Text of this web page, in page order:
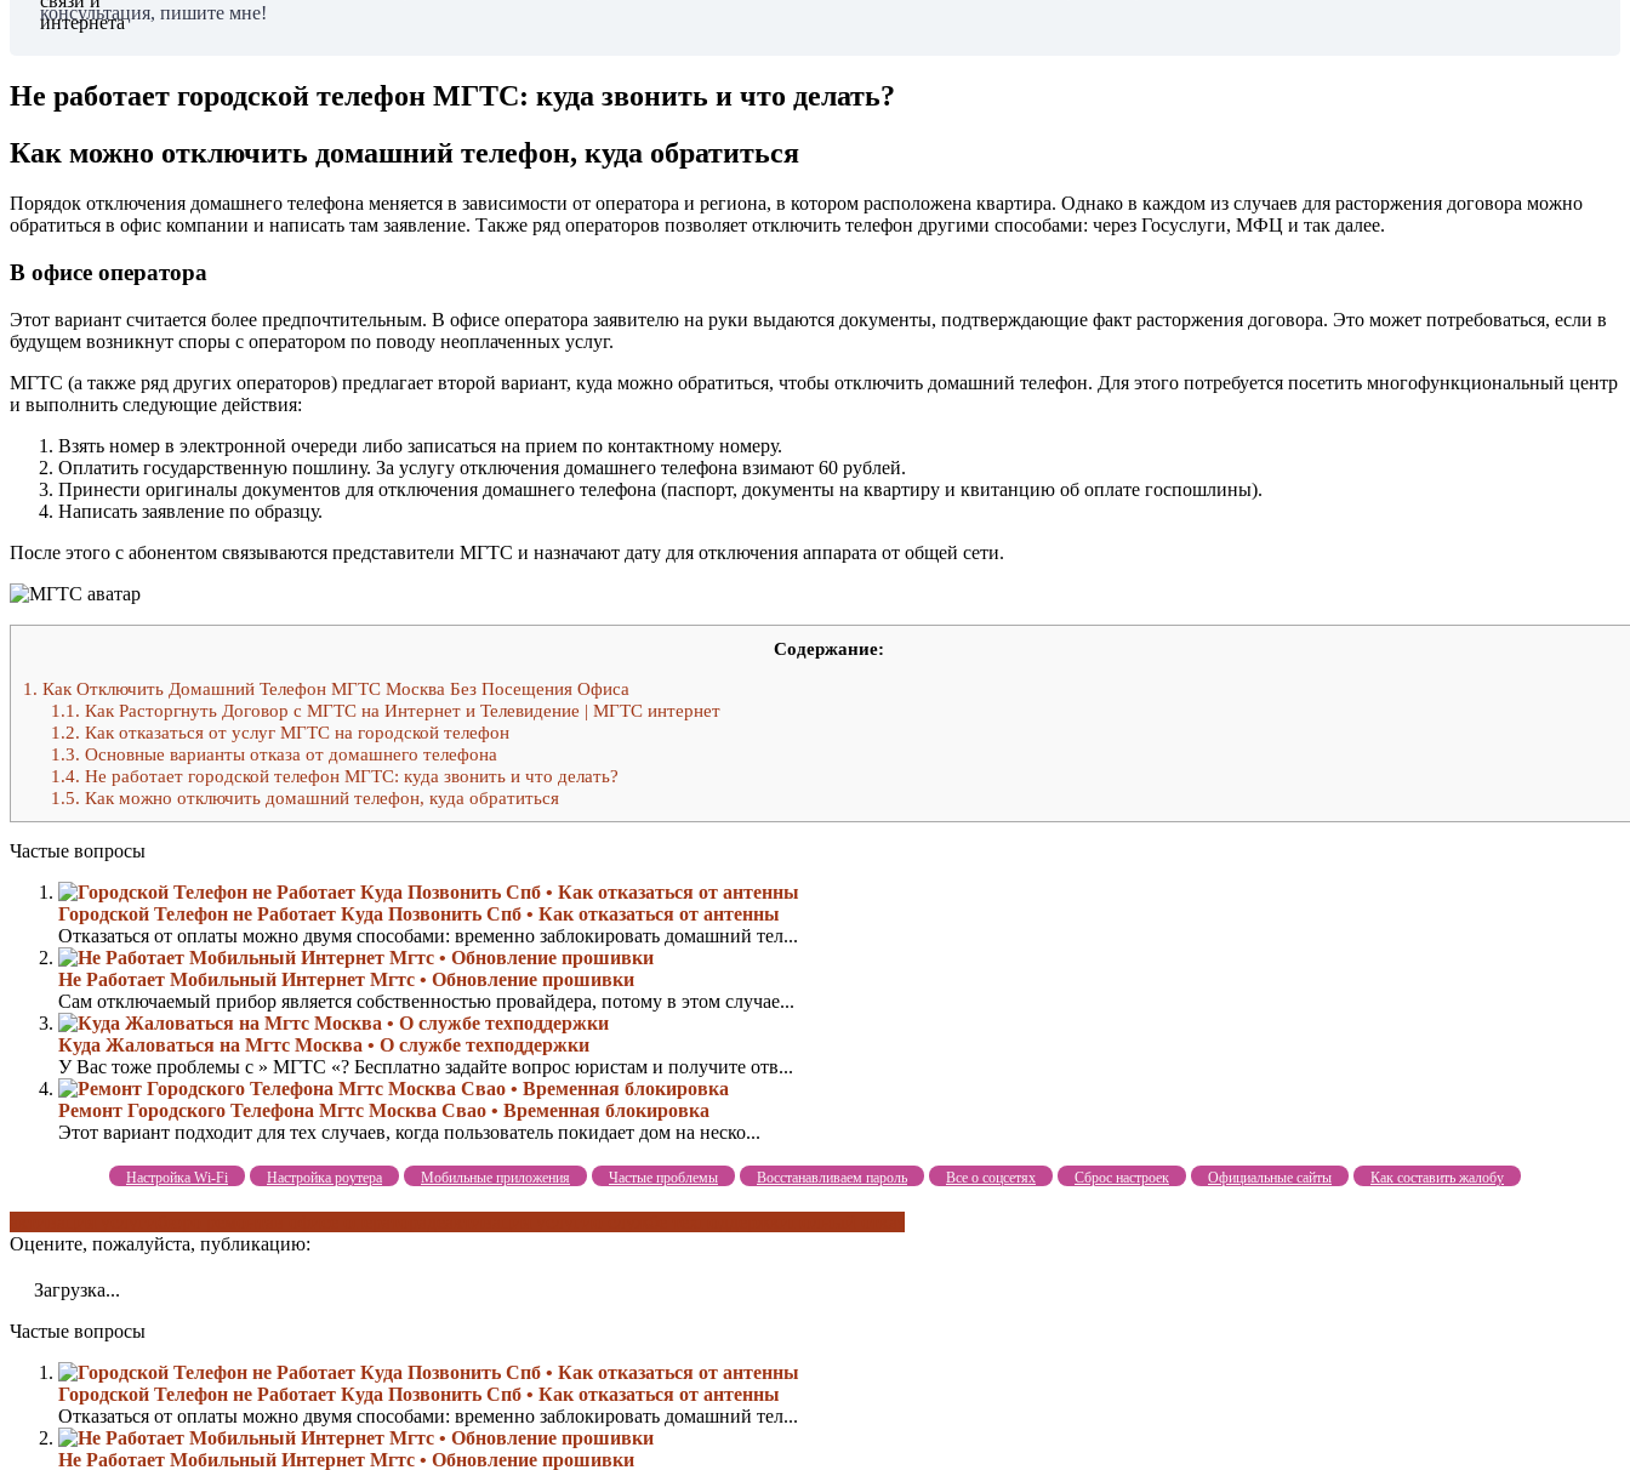
консультация, пишите мне!
Не работает городской телефон МГТС: куда звонить и что делать?
Как можно отключить домашний телефон, куда обратиться
Порядок отключения домашнего телефона меняется в зависимости от оператора и региона, в котором расположена квартира. Однако в каждом из случаев для расторжения договора можно
обратиться в офис компании и написать там заявление. Также ряд операторов позволяет отключить телефон другими способами: через Госуслуги, МФЦ и так далее.
В офисе оператора
Этот вариант считается более предпочтительным. В офисе оператора заявителю на руки выдаются документы, подтверждающие факт расторжения договора. Это может потребоваться, если в
будущем возникнут споры с оператором по поводу неоплаченных услуг.
МГТС (а также ряд других операторов) предлагает второй вариант, куда можно обратиться, чтобы отключить домашний телефон. Для этого потребуется посетить многофункциональный центр
и выполнить следующие действия:
Взять номер в электронной очереди либо записаться на прием по контактному номеру.
Оплатить государственную пошлину. За услугу отключения домашнего телефона взимают 60 рублей.
Принести оригиналы документов для отключения домашнего телефона (паспорт, документы на квартиру и квитанцию об оплате госпошлины).
Написать заявление по образцу.
После этого с абонентом связываются представители МГТС и назначают дату для отключения аппарата от общей сети.
Содержание:
1. Как Отключить Домашний Телефон МГТС Москва Без Посещения Офиса
1.1. Как Расторгнуть Договор с МГТС на Интернет и Телевидение | МГТС интернет
1.2. Как отказаться от услуг МГТС на городской телефон
1.3. Основные варианты отказа от домашнего телефона
1.4. Не работает городской телефон МГТС: куда звонить и что делать?
1.5. Как можно отключить домашний телефон, куда обратиться
Частые вопросы
Городской Телефон не Работает Куда Позвонить Спб • Как отказаться от антенны
Отказаться от оплаты можно двумя способами: временно заблокировать домашний тел...
Не Работает Мобильный Интернет Мгтс • Обновление прошивки
Сам отключаемый прибор является собственностью провайдера, потому в этом случае...
Куда Жаловаться на Мгтс Москва • О службе техподдержки
У Вас тоже проблемы с » МГТС «? Бесплатно задайте вопрос юристам и получите отв...
Ремонт Городского Телефона Мгтс Москва Свао • Временная блокировка
Этот вариант подходит для тех случаев, когда пользователь покидает дом на неско...
Настройка Wi-Fi Настройка роутера Мобильные приложения Частые проблемы Восстанавливаем пароль Все о соцсетях Сброс настроек Официальные сайты Как составить жалобу
Оцените, пожалуйста, публикацию:
Загрузка...
Частые вопросы
Городской Телефон не Работает Куда Позвонить Спб • Как отказаться от антенны
Отказаться от оплаты можно двумя способами: временно заблокировать домашний тел...
Не Работает Мобильный Интернет Мгтс • Обновление прошивки